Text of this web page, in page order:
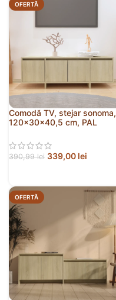
OFERTĂ
Comodă TV, stejar sonoma,
120x30x40,5 cm, PAL
390,99lei 339,00 lei
OFERTĂ